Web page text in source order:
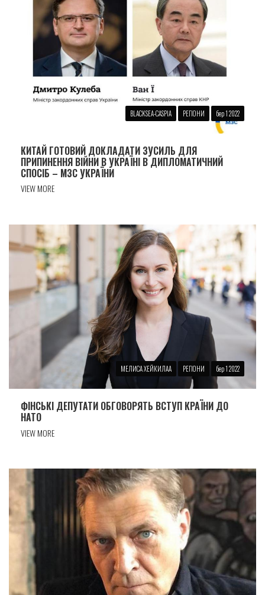
BLACKSEA-CASPIA РЕГІОНИ бер 1 2022
КИТАЙ ГОТОВИЙ ДОКЛАДАТИ ЗУСИЛЬ ДЛЯ
ПРИПИНЕННЯ ВІЙНИ В УКРАЇНІ В ДИПЛОМАТИЧНИЙ
СПОСІБ – МЗС УКРАЇНИ
VIEW MORE
МЕЛИСА ХЕЙКИЛАА РЕГІОНИ бер 1 2022
ФІНСЬКІ ДЕПУТАТИ ОБГОВОРЯТЬ ВСТУП КРАЇНИ ДО
НАТО
VIEW MORE